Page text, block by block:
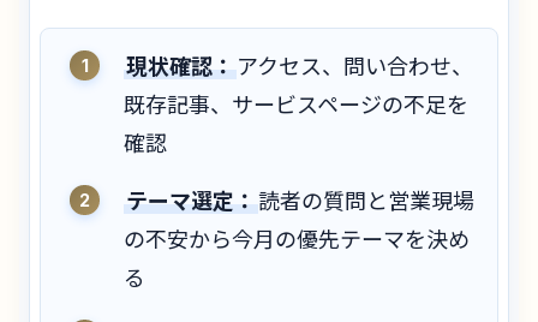
現状確認：アクセス、問い合わせ、
既存記事、サービスページの不足を
確認
テーマ選定：読者の質問と営業現場
の不安から今月の優先テーマを決め
る